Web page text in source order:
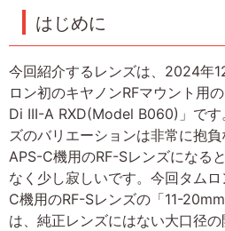
はじめに
今回紹介するレンズは、2024年
ロン初のキヤノンRFマウント用
Di III-A RXD(Model B060)」です
ズのバリエーションは非常に抱負
APS-C機用のRF-Sレンズになる
なく少し寂しいです。今回タム
C機用のRF-Sレンズの「11-
は、純正レンズにはない大口径